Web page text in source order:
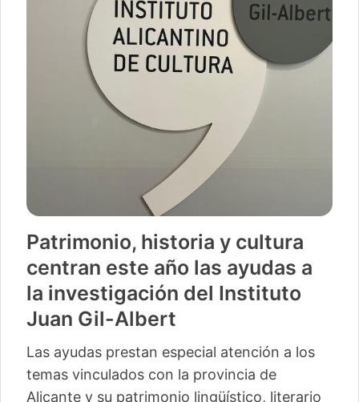
Patrimonio, historia y cultura
centran este año las ayudas a
la investigación del Instituto
Juan Gil-Albert
Las ayudas prestan especial atención a los
temas vinculados con la provincia de
Alicante y su patrimonio lingüístico, literario